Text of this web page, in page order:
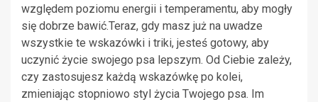
względem poziomu energii i temperamentu, aby mogły
się dobrze bawić.Teraz, gdy masz już na uwadze
wszystkie te wskazówki i triki, jesteś gotowy, aby
uczynić życie swojego psa lepszym. Od Ciebie zależy,
czy zastosujesz każdą wskazówkę po kolei,
zmieniając stopniowo styl życia Twojego psa. Im